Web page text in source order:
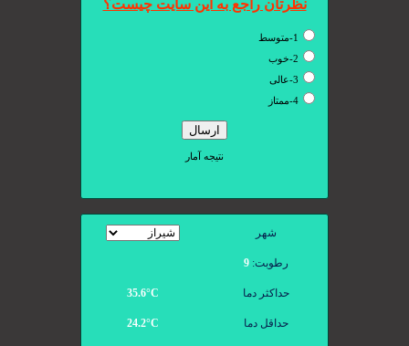
شهر
رطوبت: 9
حداکثر دما 35.6°С
حداقل دما 24.2°С